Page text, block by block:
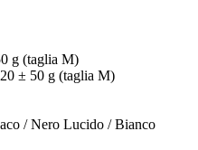
g (taglia M)
± 50 g (taglia M)
/ Nero Lucido / Bianco